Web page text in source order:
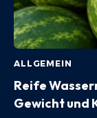
ALLGEMEIN
Reife
Gewicht und